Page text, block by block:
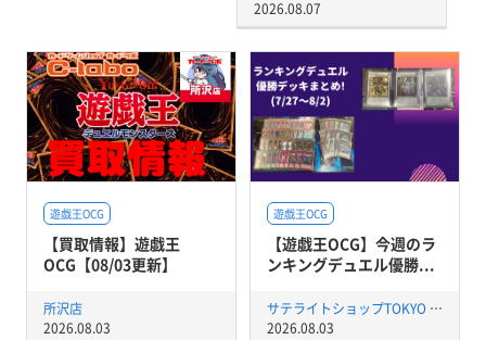
2026.08.07
遊戯王OCG
【遊戯王OCG】今週のラ
ンキングデュエル優勝...
サテライトショップTOKYO 秋葉原店
2026.08.03
遊戯王OCG
【買取情報】遊戯王
OCG【08/03更新】
所沢店
2026.08.03